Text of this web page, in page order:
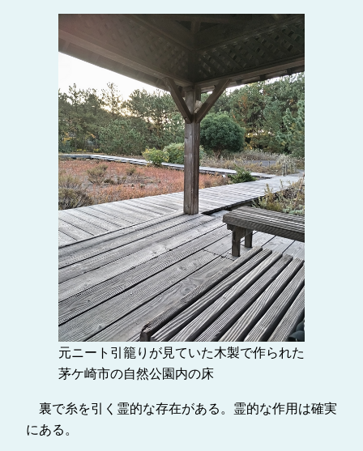
元ニート引籠りが見ていた木製で作られた
茅ケ崎市の自然公園内の床
裏で糸を引く霊的な存在がある。霊的な作用は確実
にある。